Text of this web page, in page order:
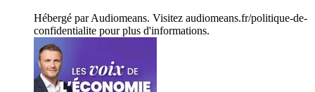
Hébergé par Audiomeans. Visitez audiomeans.fr/politique-de-
confidentialite pour plus d'informations.